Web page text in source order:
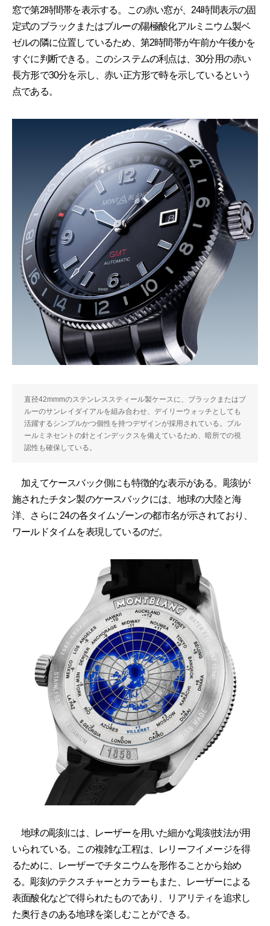
窓で第2時間帯を表示する。この赤い窓が、24時間表示の固
定式のブラックまたはブルーの陽極酸化アルミニウム製ベ
ゼルの隣に位置しているため、第2時間帯が午前か午後かを
すぐに判断できる。このシステムの利点は、30分用の赤い
長方形で30分を示し、赤い正方形で時を示しているという
点である。
直径42mmmのステンレススティール製ケースに、ブラックまたはブ
ルーのサンレイダイアルを組み合わせ、デイリーウォッチとしても
活躍するシンプルかつ個性を持つデザインが採用されている。ブル
ールミネセントの針とインデックスを備えているため、暗所での視
認性も確保している。
加えてケースバック側にも特徴的な表示がある。彫刻が
施されたチタン製のケースバックには、地球の大陸と海
洋、さらに 24の各タイムゾーンの都市名が示されており、
ワールドタイムを表現しているのだ。
地球の彫刻には、レーザーを用いた細かな彫刻技法が用
いられている。この複雑な工程は、レリーフイメージを得
るために、レーザーでチタニウムを形作ることから始め
る。彫刻のテクスチャーとカラーもまた、レーザーによる
表面酸化などで得られたものであり、リアリティを追求し
た奥行きのある地球を楽しむことができる。